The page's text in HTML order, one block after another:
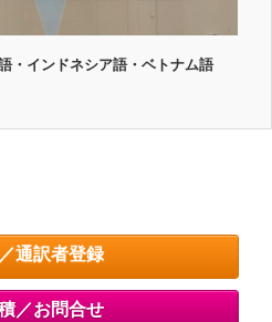
・インドネシア語・ベトナム語
通訳者登録
／お問合せ